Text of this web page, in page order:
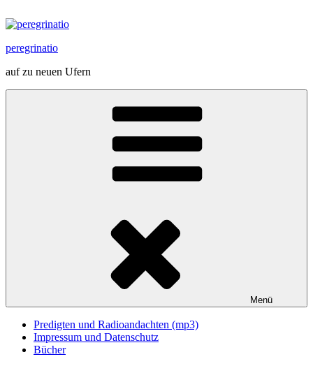
Inhalt
peregrinatio
auf zu neuen Ufern
Menü
Predigten und Radioandachten (mp3)
Impressum und Datenschutz
Bücher